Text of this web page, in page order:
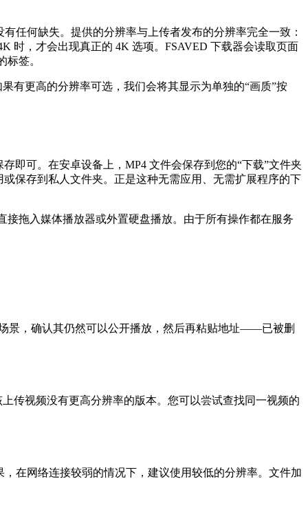
任何缺失。提供的分辨率与上传者发布的分辨率完全一致：
时，才会出现真正的 4K 选项。FSAVED 下载器会读取页面
签。
有更高的分辨率可选，我们会将其显示为单独的“画质”按
即可。在安卓设备上，MP4 文件会保存到您的“下载”文件夹
保存到私人文件夹。正是这种无需应用、无需扩展程序的下
拖入媒体播放器或外置硬盘播放。由于所有操作都在服务
景，确认其仍然可以公开播放，然后再粘贴地址——已被删
传视频没有更高分辨率的版本。您可以尝试查找同一视频的
在网络连接较弱的情况下，建议使用较低的分辨率。文件加